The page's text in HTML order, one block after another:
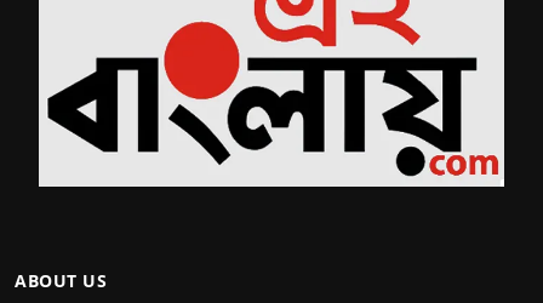
ABOUT US